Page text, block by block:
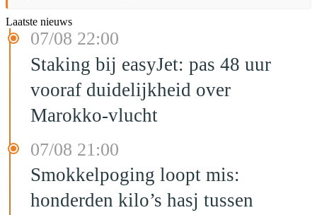
Laatste nieuws
07/08 22:00
Staking bij easyJet: pas 48 uur
vooraf duidelijkheid over
Marokko-vlucht
07/08 21:00
Smokkelpoging loopt mis:
honderden kilo’s hasj tussen